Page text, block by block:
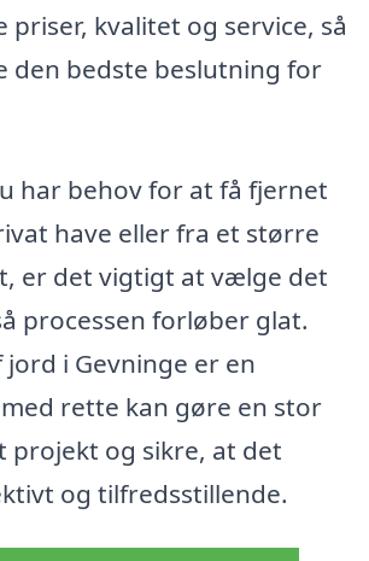
priser, kvalitet og service, så
den bedste beslutning for
har behov for at få fjernet
have eller fra et større
er det vigtigt at vælge det
processen forløber glat.
i Gevninge er en
rette kan gøre en stor
projekt og sikre, at det
og tilfredsstillende.